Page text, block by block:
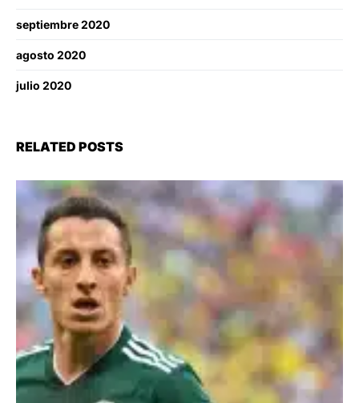
septiembre 2020
agosto 2020
julio 2020
RELATED POSTS